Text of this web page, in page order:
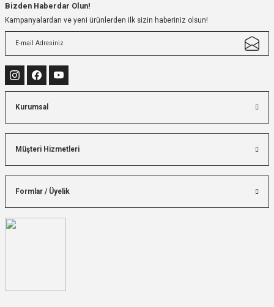
Bizden Haberdar Olun!
Kampanyalardan ve yeni ürünlerden ilk sizin haberiniz olsun!
Kurumsal
Müşteri Hizmetleri
Formlar / Üyelik